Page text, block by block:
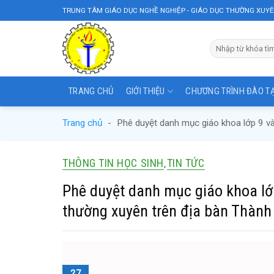
to
TRUNG TÂM GIÁO DỤC NGHỀ NGHIỆP - GIÁO DỤC THƯỜNG
TRANG CHỦ GIỚI THIỆU CHƯƠNG TRÌNH ĐÀO
Trang chủ - Phê duyệt danh mục giáo khoa lớp 9
THÔNG TIN HỌC SINH ,TIN TỨC
Phê duyệt danh mục giáo khoa
thường xuyên trên địa bàn